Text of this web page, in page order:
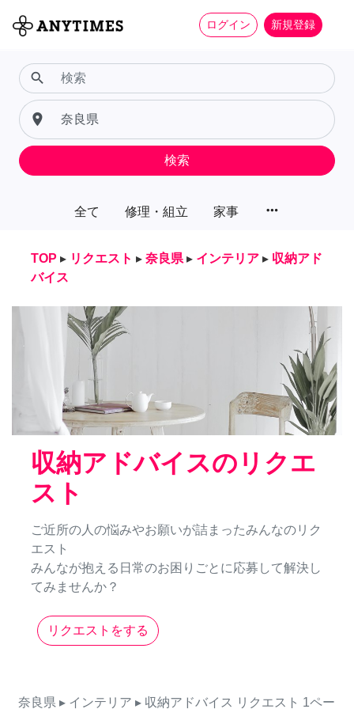
ログイン 新規登録
全て 修理・組立 家事 more_horiz
search
place
検索
TOP ▸ リクエスト ▸ 奈良県 ▸ インテリア ▸ 収納アド
バイス
収納アドバイスのリクエ
スト
ご近所の人の悩みやお願いが詰まったみんなのリク
エスト
みんなが抱える日常のお困りごとに応募して解決し
てみませんか？
リクエストをする
奈良県 ▸ インテリア ▸ 収納アドバイス リクエスト 1ペー